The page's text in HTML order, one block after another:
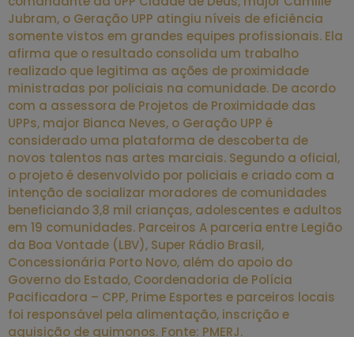
Jubram, o Geração UPP atingiu níveis de eficiência
somente vistos em grandes equipes profissionais. Ela
afirma que o resultado consolida um trabalho
realizado que legitima as ações de proximidade
ministradas por policiais na comunidade. De acordo
com a assessora de Projetos de Proximidade das
UPPs, major Bianca Neves, o Geração UPP é
considerado uma plataforma de descoberta de
novos talentos nas artes marciais. Segundo a oficial,
o projeto é desenvolvido por policiais e criado com a
intenção de socializar moradores de comunidades
beneficiando 3,8 mil crianças, adolescentes e adultos
em 19 comunidades. Parceiros A parceria entre Legião
da Boa Vontade (LBV), Super Rádio Brasil,
Concessionária Porto Novo, além do apoio do
Governo do Estado, Coordenadoria de Polícia
Pacificadora – CPP, Prime Esportes e parceiros locais
foi responsável pela alimentação, inscrição e
aquisição de quimonos. Fonte: PMERJ.